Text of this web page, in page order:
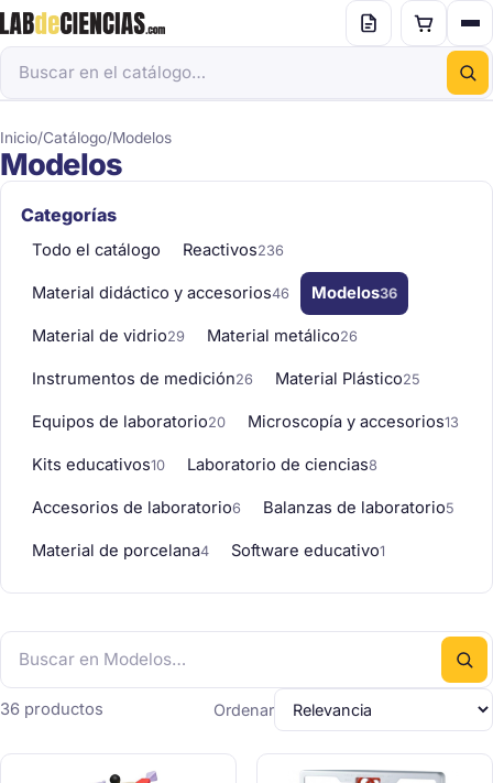
Inicio/Catálogo/Modelos
Modelos
Categorías
Todo el catálogo Reactivos236
Material didáctico y accesorios46 Modelos36
Material de vidrio29 Material metálico26
Instrumentos de medición26 Material Plástico25
Equipos de laboratorio20 Microscopía y accesorios13
Kits educativos10 Laboratorio de ciencias8
Accesorios de laboratorio6 Balanzas de laboratorio5
Material de porcelana4 Software educativo1
36 productos Ordenar